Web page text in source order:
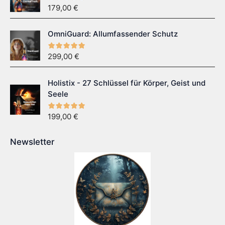
179,00€
OmniGuard: Allumfassender Schutz
299,00€
Holistix - 27 Schlüssel für Körper, Geist und
Seele
199,00€
Newsletter